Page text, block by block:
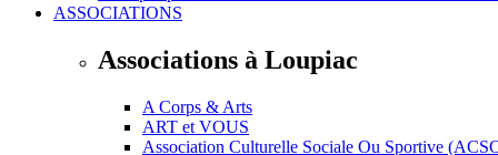
ASSOCIATIONS
Associations à Loupiac
A Corps & Arts
ART et VOUS
Association Culturelle Sociale Ou Sportive